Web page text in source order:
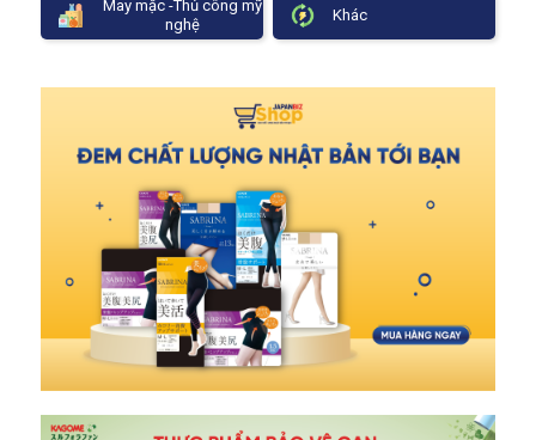
May mặc -Thủ công mỹ
nghệ
Khác